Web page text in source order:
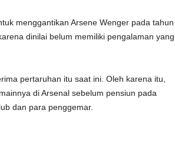
menggantikan Arsene Wenger pada tahun
dinilai belum memiliki pengalaman yang
pertaruhan itu saat ini. Oleh karena itu,
di Arsenal sebelum pensiun pada
dan para penggemar.